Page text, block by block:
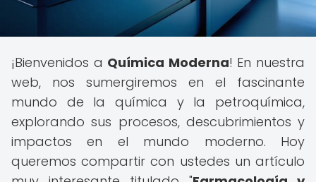
¡Bienvenidos a Química Moderna! En nuestra
web, nos sumergiremos en el fascinante
mundo de la química y la petroquímica,
explorando sus procesos, descubrimientos y
impactos en el mundo moderno. Hoy
queremos compartir con ustedes un artículo